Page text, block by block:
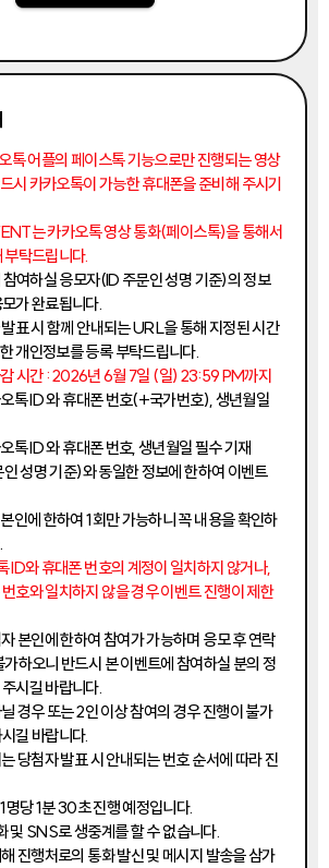
톡 어플의 페이스톡 기능으로만 진행되는 영상
시 카카오톡이 가능한 휴대폰을 준비해 주시기
는 카카오톡 영상 통화(페이스톡)을 통해서
부탁드립니다.
여하실 응모자(ID 주문인 성명 기준)의 정보
가 완료됩니다.
표 시 함께 안내되는 URL을 통해 지정된 시간
개인정보를 등록 부탁드립니다.
시간 : 2026년 6월 7일 (일) 23:59 PM까지
톡 ID 와 휴대폰 번호(+국가번호), 생년월일
톡 ID 와 휴대폰 번호, 생년월일 필수 기재
성명 기준)와 동일한 정보에 한하여 이벤트
인에 한하여 1회만 가능하니 꼭 내용을 확인하
ID와 휴대폰 번호의 계정이 일치하지 않거나,
호와 일치하지 않을 경우 이벤트 진행이 제한
본인에 한하여 참여가 가능하며 응모 후 연락
하오니 반드시 본 이벤트에 참여하실 분의 정
시길 바랍니다.
경우 또는 2인 이상 참여의 경우 진행이 불가
길 바랍니다.
당첨자 발표 시 안내되는 번호 순서에 따라 진
명당 1분 30초 진행 예정입니다.
및 SNS로 생중계를 할 수 없습니다.
진행처로의 통화 발신 및 메시지 발송을 삼가